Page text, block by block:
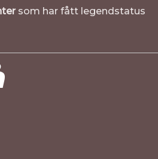
som har fått legendstatus